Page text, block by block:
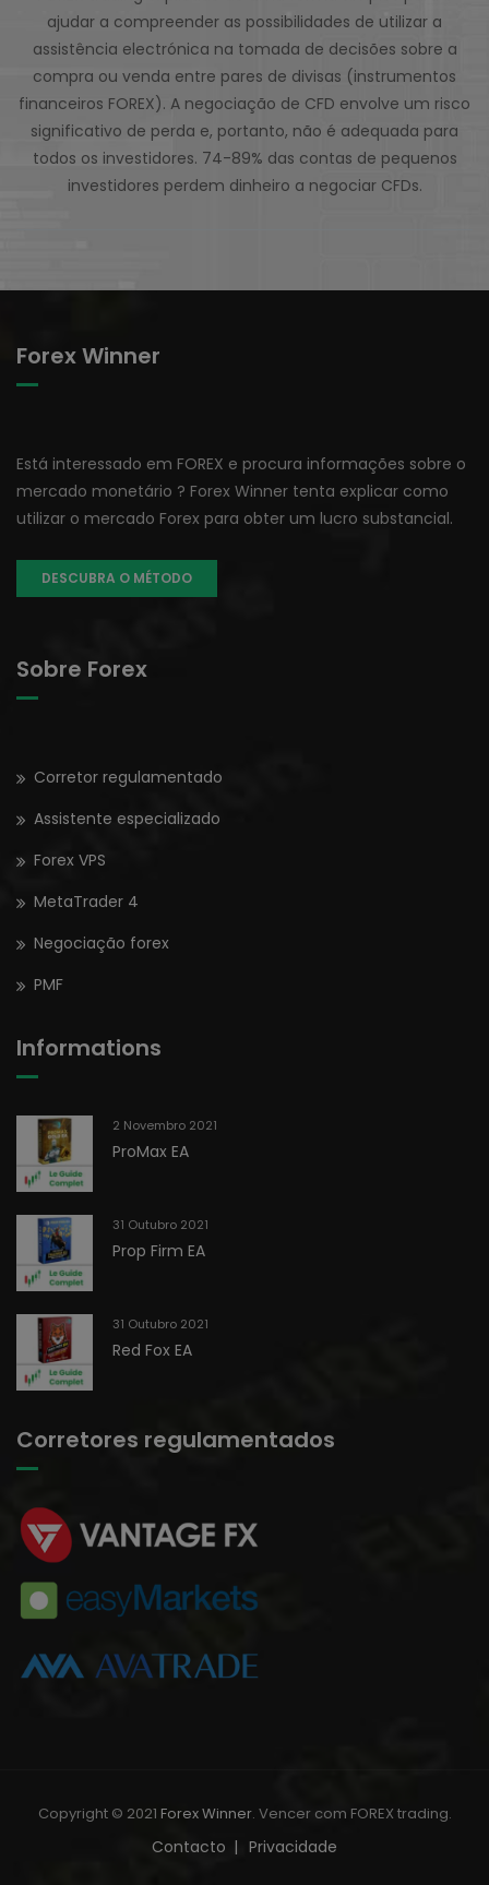
ajudar a compreender as possibilidades de utilizar a
assistência electrónica na tomada de decisões sobre a
compra ou venda entre pares de divisas (instrumentos
financeiros FOREX). A negociação de CFD envolve um risco
significativo de perda e, portanto, não é adequada para
todos os investidores. 74-89% das contas de pequenos
investidores perdem dinheiro a negociar CFDs.
Forex Winner
Está interessado em FOREX e procura informações sobre o
mercado monetário ? Forex Winner tenta explicar como
utilizar o mercado Forex para obter um lucro substancial.
DESCUBRA O MÉTODO
Sobre Forex
Corretor regulamentado
Assistente especializado
Forex VPS
MetaTrader 4
Negociação forex
PMF
Informations
2 Novembro 2021
ProMax EA
31 Outubro 2021
Prop Firm EA
31 Outubro 2021
Red Fox EA
Corretores regulamentados
Copyright © 2021 Forex Winner. Vencer com FOREX trading.
Contacto Privacidade